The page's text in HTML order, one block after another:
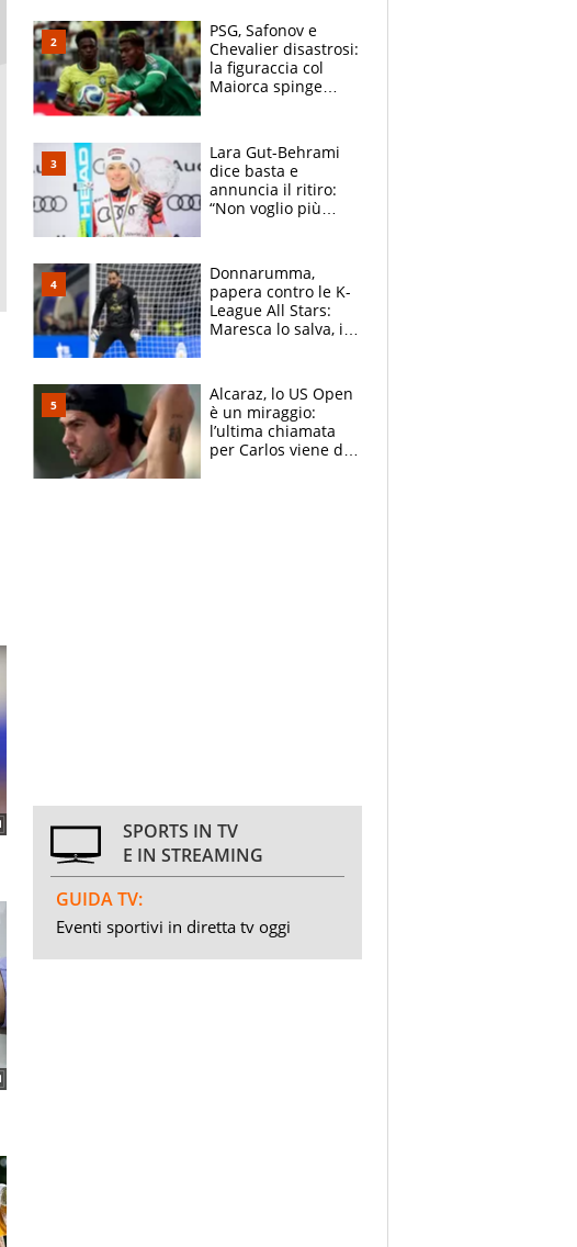
terzo. Quanti malori
a Montreal
PSG, Safonov e
Chevalier disastrosi:
la figuraccia col
Maiorca spinge
rischio beffa
Lara Gut-Behrami
dice basta e
annuncia il ritiro:
“Non voglio più
Brignone
Donnarumma,
papera contro le K-
League All Stars:
Maresca lo salva, i
Alcaraz, lo US Open
è un miraggio:
l’ultima chiamata
per Carlos viene da
SPORTS IN TV
E IN STREAMING
GUIDA TV:
Eventi sportivi in diretta tv oggi